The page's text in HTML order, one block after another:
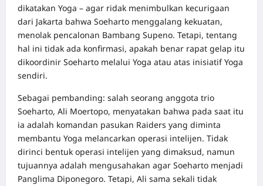
dikatakan Yoga – agar ridak menimbulkan kecurigaan
dari Jakarta bahwa Soeharto menggalang kekuatan,
menolak pencalonan Bambang Supeno. Tetapi, tentang
hal ini tidak ada konfirmasi, apakah benar rapat gelap itu
dikoordinir Soeharto melalui Yoga atau atas inisiatif Yoga
sendiri.
Sebagai pembanding: salah seorang anggota trio
Soeharto, Ali Moertopo, menyatakan bahwa pada saat itu
ia adalah komandan pasukan Raiders yang diminta
membantu Yoga melancarkan operasi intelijen. Tidak
dirinci bentuk operasi intelijen yang dimaksud, namun
tujuannya adalah mengusahakan agar Soeharto menjadi
Panglima Diponegoro. Tetapi, Ali sama sekali tidak